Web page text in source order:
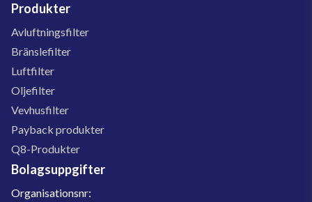
Produkter
Avluftningsfilter
Bränslefilter
Luftfilter
Oljefilter
Vevhusfilter
Payback produkter
Q8-Produkter
Bolagsuppgifter
Organisationsnr: